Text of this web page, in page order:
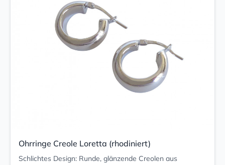
Ohrringe Creole Loretta (rhodiniert)
Schlichtes Design: Runde, glänzende Creolen aus